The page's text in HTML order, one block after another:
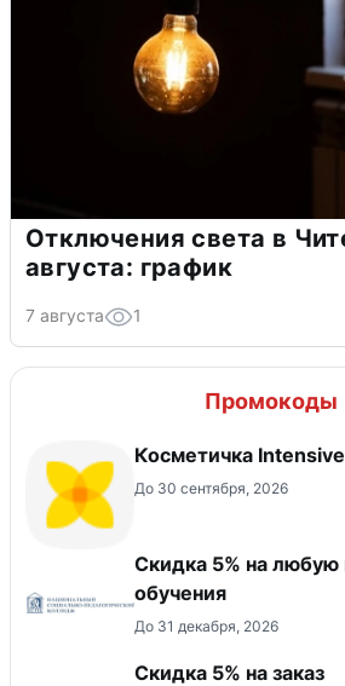
Отключения света в
августа: график
7 августа 1
Промокоды
Косметичка
До 30 сентября, 2026
Скидка 5% на любую
обучения
До 31 декабря, 2026
Скидка 5% на заказ